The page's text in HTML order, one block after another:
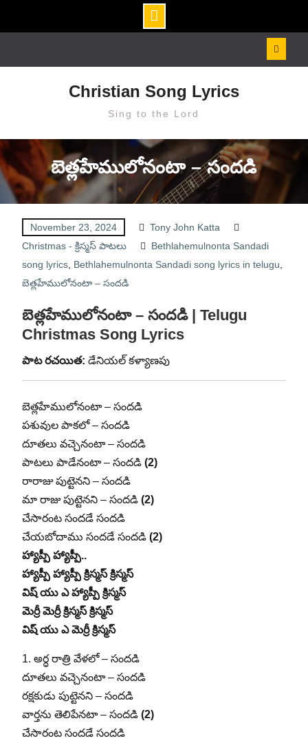
Christian Song Lyrics
Sing to the Lord
బెత్లహేములోనంటా – సందడి
November 23, 2024
Tony John Katta
Christmas - క్రిస్మస్ పాటలు
Bethlahemulnonta Sandadi
song lyrics, Bethlahemulnonta Sandadi song lyrics in telugu
బెత్లహేములోనంటా – సందడి
బెత్లహేములోనంటా – సందడి | Telugu
Christmas Song Lyrics
పాట రచయిత: డేనియల్ కళ్యాణపు
బెత్లహేములోనంటా – సందడి
పశువుల పాకలో – సందడి
దూతలు వచ్చెనంటా – సందడి
పాటలు పాడేనంటా – సందడి (2)
రారాజు పుట్టెనని – సందడి
మా రాజు పుట్టెనని – సందడి (2)
చేసారంట సందడే సందడి
చేయబోదాము సందడే సందడి (2)
హ్యాప్పీ హ్యాప్పీ..
హ్యాప్పీ హ్యాప్పీ క్రిస్మస్ క్రిస్మస్
విష్ యు ఎ హ్యాప్పీ క్రిస్మస్
మెర్రీ మెర్రీ క్రిస్మస్ క్రిస్మస్
విష్ యు ఎ మెర్రీ క్రిస్మస్
1. అర్ధ రాత్రి వేళలో – సందడి
దూతలు వచ్చెనంటా – సందడి
రక్షకుడు పుట్టెనని – సందడి
వార్తను తెలిపేనటా – సందడి (2)
చేసారంట సందడే సందడి